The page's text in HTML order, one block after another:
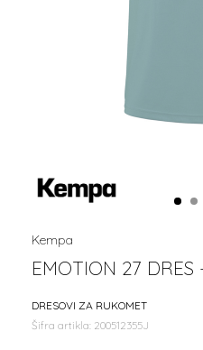
1 2
Kempa
EMOTION 27 DRES
DRESOVI ZA RUKOMET
Šifra artikla: 200512355J